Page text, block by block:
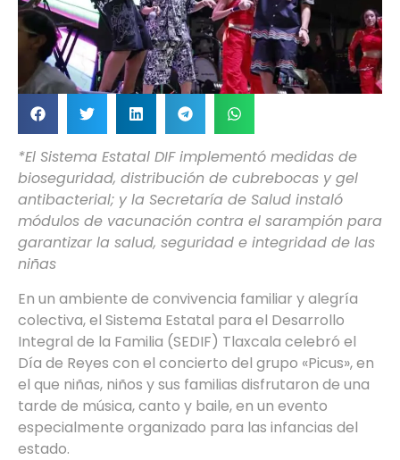
*El Sistema Estatal DIF implementó medidas de
bioseguridad, distribución de cubrebocas y gel
antibacterial; y la Secretaría de Salud instaló
módulos de vacunación contra el sarampión para
garantizar la salud, seguridad e integridad de las
niñas
En un ambiente de convivencia familiar y alegría
colectiva, el Sistema Estatal para el Desarrollo
Integral de la Familia (SEDIF) Tlaxcala celebró el
Día de Reyes con el concierto del grupo «Picus», en
el que niñas, niños y sus familias disfrutaron de una
tarde de música, canto y baile, en un evento
especialmente organizado para las infancias del
estado.